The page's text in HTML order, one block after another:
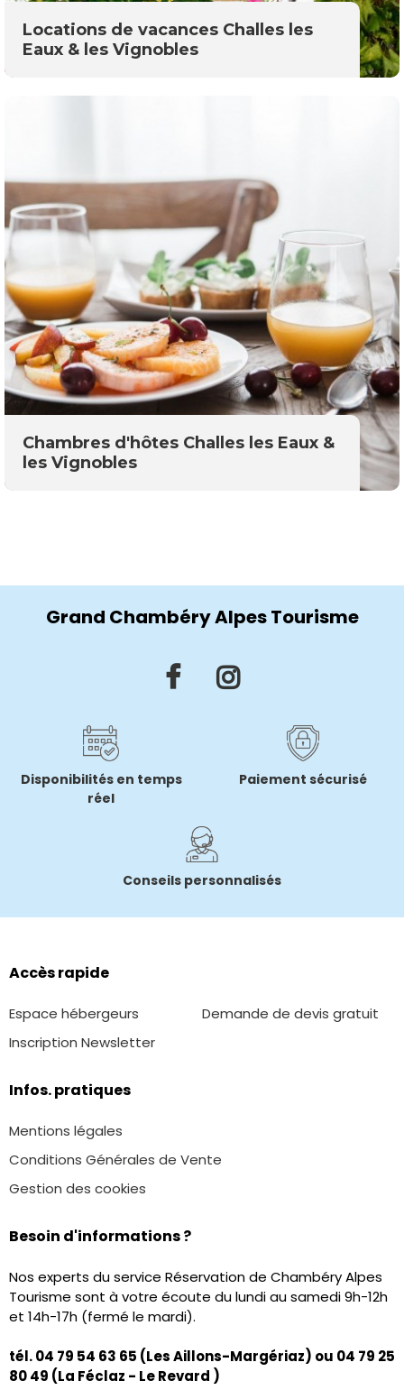
Locations de vacances Challes les
Eaux & les Vignobles
Chambres d'hôtes Challes les Eaux &
les Vignobles
Grand Chambéry Alpes Tourisme
Disponibilités en temps
réel
Paiement sécurisé
Conseils personnalisés
Accès rapide
Espace hébergeurs
Demande de devis gratuit
Inscription Newsletter
Infos. pratiques
Mentions légales
Conditions Générales de Vente
Gestion des cookies
Besoin d'informations ?
Nos experts du service Réservation de Chambéry Alpes
Tourisme sont à votre écoute du lundi au samedi 9h-12h
et 14h-17h (fermé le mardi).
tél. 04 79 54 63 65 (Les Aillons-Margériaz) ou 04 79 25
80 49 (La Féclaz - Le Revard )